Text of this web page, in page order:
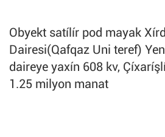
Obyekt satílír pod mayak
Dairesi(Qafqaz Uni teref)
daireye yaxín 608 kv,
1.25 milyon manat